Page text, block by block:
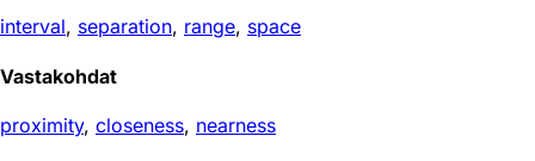
interval, separation, range, space
Vastakohdat
proximity, closeness, nearness